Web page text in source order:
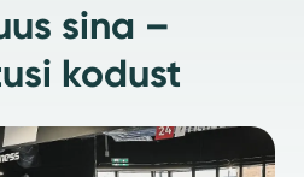
sina –
kodust